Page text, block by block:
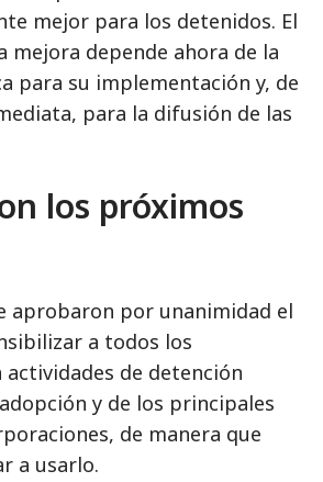
mejor para los detenidos. El
mejora depende ahora de la
para su implementación y, de
para la difusión de las
los próximos
aprobaron por unanimidad el
a todos los
actividades de detención
y de los principales
de manera que
a usarlo.